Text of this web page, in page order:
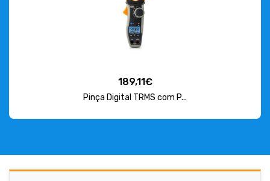
189,11€
Pinça Digital TRMS com P...